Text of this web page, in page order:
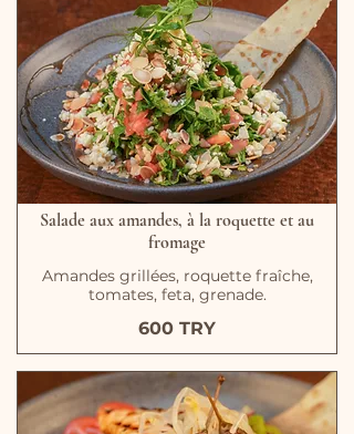
Salade aux amandes, à la roquette et au
fromage
Amandes grillées, roquette fraîche,
tomates, feta, grenade.
600 TRY